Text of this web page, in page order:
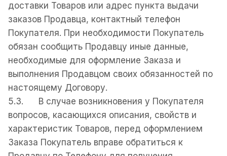
доставки Товаров или адрес пункта выдачи
заказов Продавца, контактный телефон
Покупателя. При необходимости Покупатель
обязан сообщить Продавцу иные данные,
необходимые для оформление Заказа и
выполнения Продавцом своих обязанностей по
настоящему Договору.
5.3. В случае возникновения у Покупателя
вопросов, касающихся описания, свойств и
характеристик Товаров, перед оформлением
Заказа Покупатель вправе обратиться к